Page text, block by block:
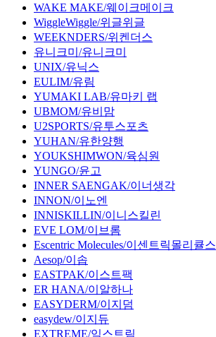
WAKE MAKE/웨이크메이크
WiggleWiggle/위글위글
WEEKNDERS/위켄더스
유니크미/유니크미
UNIX/유닉스
EULIM/유림
YUMAKI LAB/유마키 랩
UBMOM/유비맘
U2SPORTS/유투스포츠
YUHAN/유한양행
YOUKSHIMWON/육심원
YUNGO/윤고
INNER SAENGAK/이너생각
INNON/이노엔
INNISKILLIN/이니스킬린
EVE LOM/이브롬
Escentric Molecules/이센트릭몰리큘스
Aesop/이솝
EASTPAK/이스트팩
ER HANA/이알하나
EASYDERM/이지덤
easydew/이지듀
EXTREME/익스트림